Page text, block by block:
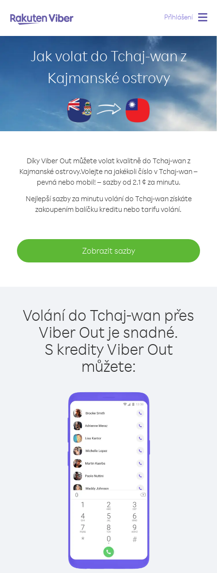
Přihlášení
Jak volat do Tchaj-wan z
Kajmanské ostrovy
Díky Viber Out můžete volat kvalitně do Tchaj-wan z
Kajmanské ostrovy.Volejte na jakékoli číslo v Tchaj-wan –
pevná nebo mobil! – sazby od 2.1 ¢ za minutu.
Nejlepší sazby za minutu volání do Tchaj-wan získáte
zakoupením balíčku kreditu nebo tarifu volání.
Zobrazit sazby
Volání do Tchaj-wan přes
Viber Out je snadné.
S kredity Viber Out
můžete: